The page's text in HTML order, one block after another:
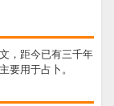
，距今已有三千年
要用于占卜。